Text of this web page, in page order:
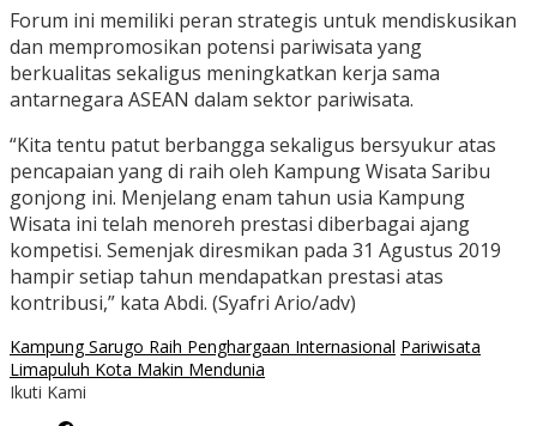
Forum ini memiliki peran strategis untuk mendiskusikan
dan mempromosikan potensi pariwisata yang
berkualitas sekaligus meningkatkan kerja sama
antarnegara ASEAN dalam sektor pariwisata.
“Kita tentu patut berbangga sekaligus bersyukur atas
pencapaian yang di raih oleh Kampung Wisata Saribu
gonjong ini. Menjelang enam tahun usia Kampung
Wisata ini telah menoreh prestasi diberbagai ajang
kompetisi. Semenjak diresmikan pada 31 Agustus 2019
hampir setiap tahun mendapatkan prestasi atas
kontribusi,” kata Abdi. (Syafri Ario/adv)
Kampung Sarugo Raih Penghargaan Internasional Pariwisata
Limapuluh Kota Makin Mendunia
Ikuti Kami